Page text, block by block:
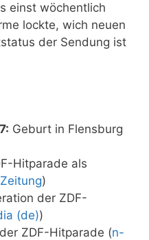
einst wöchentlich
lockte, wich neuen
der Sendung ist
Geburt in Flensburg
Hitparade als
)
der ZDF-
(de))
ZDF-Hitparade (n-